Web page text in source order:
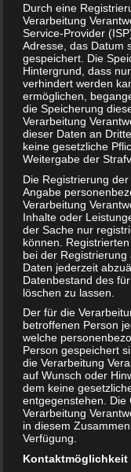
Sushi in der
Durch eine
Verarbeitung
Service-Provider
Adresse, das Datum
gespeichert. Die
Hintergrund, dass
verhindert werden
ermöglichen,
die Speicherung
Verarbeitung
dieser Daten an
keine gesetzliche
Weitergabe der
Die Registrierung
Angabe
Verarbeitung
Inhalte oder
der Sache nur
können.
bei der
Daten jederzeit
Datenbestand des
löschen zu lassen.
Der für die
betroffenen Person
welche
Person gespeichert
die Verarbeitung
auf Wunsch oder
dem keine
entgegenstehen.
Verarbeitung
in diesem
Verfügung.
Kontaktmöglichkeit